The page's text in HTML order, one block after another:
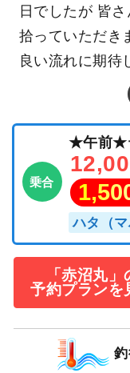
日でしたが 皆
拾っていただき
良い流れに期待
乗合
★午前★
ハタ（マ
「赤沼丸」
予約プランを